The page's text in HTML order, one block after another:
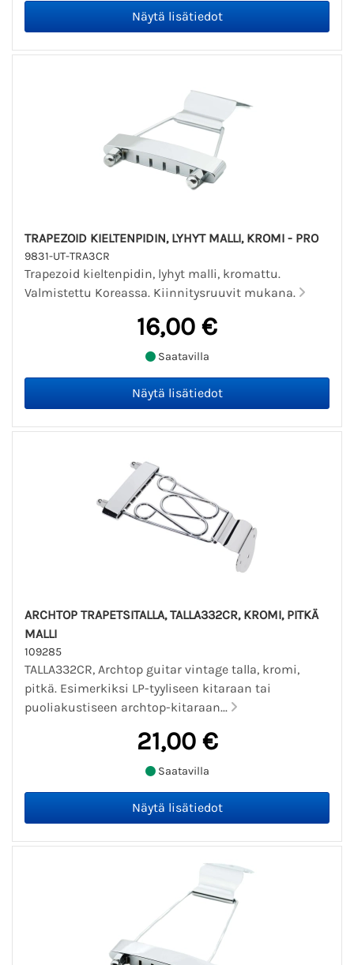
TRAPEZOID KIELTENPIDIN, LYHYT MALLI, KROMI - PRO
9831-UT-TRA3CR
Trapezoid kieltenpidin, lyhyt malli, kromattu.
Valmistettu Koreassa. Kiinnitysruuvit mukana.
16,00 €
Saatavilla
ARCHTOP TRAPETSITALLA, TALLA332CR, KROMI, PITKÄ
MALLI
109285
TALLA332CR, Archtop guitar vintage talla, kromi,
pitkä. Esimerkiksi LP-tyyliseen kitaraan tai
puoliakustiseen archtop-kitaraan...
21,00 €
Saatavilla